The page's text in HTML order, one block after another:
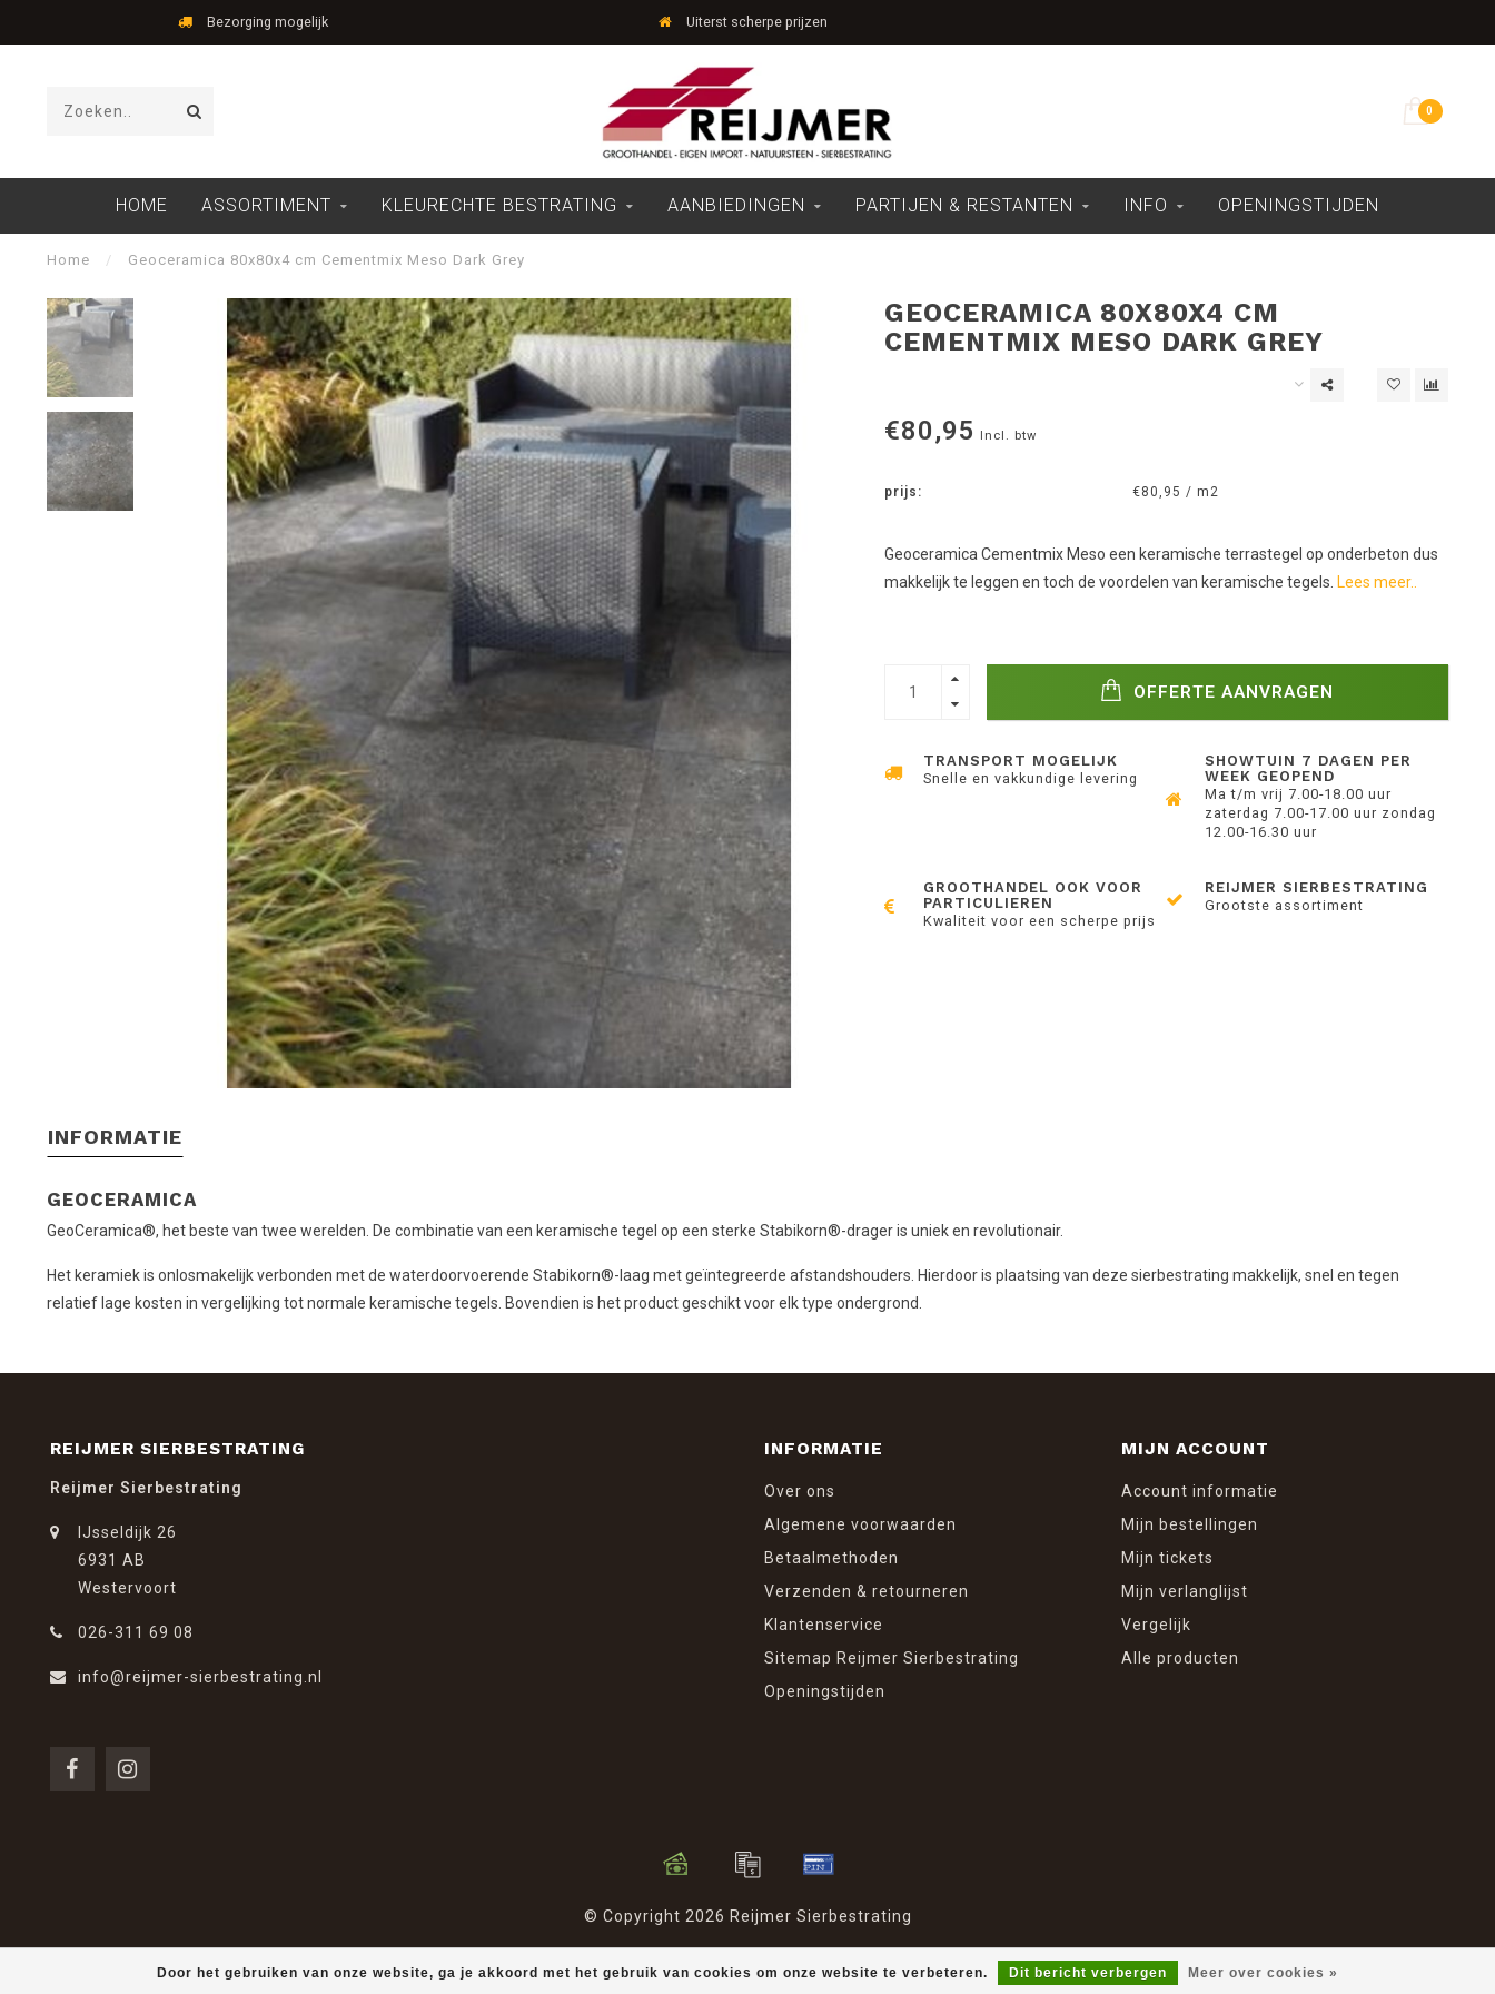
Bezorging mogelijk Uiterst scherpe prijzen
0
HOME ASSORTIMENT KLEURECHTE BESTRATING AANBIEDINGEN PARTIJEN & RESTANTEN INFO OPENINGSTIJDEN
Home / Geoceramica 80x80x4 cm Cementmix Meso Dark Grey
GEOCERAMICA 80X80X4 CM
CEMENTMIX MESO DARK GREY
€80,95 Incl. btw
prijs: €80,95 / m2
Geoceramica Cementmix Meso een keramische terrastegel op onderbeton dus
makkelijk te leggen en toch de voordelen van keramische tegels. Lees meer..
OFFERTE AANVRAGEN
TRANSPORT MOGELIJK
Snelle en vakkundige levering
SHOWTUIN 7 DAGEN PER
WEEK GEOPEND
Ma t/m vrij 7.00-18.00 uur
zaterdag 7.00-17.00 uur zondag
12.00-16.30 uur
GROOTHANDEL OOK VOOR
PARTICULIEREN
Kwaliteit voor een scherpe prijs
REIJMER SIERBESTRATING
Grootste assortiment
INFORMATIE
GEOCERAMICA
GeoCeramica®, het beste van twee werelden. De combinatie van een keramische tegel op een sterke Stabikorn®-drager is uniek en revolutionair.
Het keramiek is onlosmakelijk verbonden met de waterdoorvoerende Stabikorn®-laag met geïntegreerde afstandshouders. Hierdoor is plaatsing van deze sierbestrating makkelijk, snel en tegen
relatief lage kosten in vergelijking tot normale keramische tegels. Bovendien is het product geschikt voor elk type ondergrond.
Door het gebruiken van onze website, ga je akkoord met het gebruik van cookies om onze website te verbeteren. Dit bericht verbergen Meer over cookies »
REIJMER SIERBESTRATING
Reijmer Sierbestrating
IJsseldijk 26
6931 AB
Westervoort
026-311 69 08
info@reijmer-sierbestrating.nl
INFORMATIE
Over ons
Algemene voorwaarden
Betaalmethoden
Verzenden & retourneren
Klantenservice
Sitemap Reijmer Sierbestrating
Openingstijden
MIJN ACCOUNT
Account informatie
Mijn bestellingen
Mijn tickets
Mijn verlanglijst
Vergelijk
Alle producten
© Copyright 2026 Reijmer Sierbestrating